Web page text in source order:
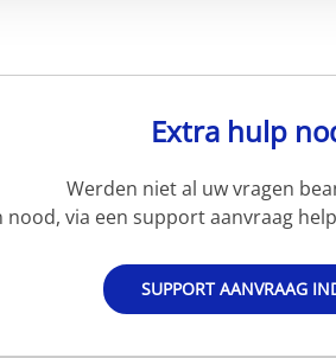
Extra hulp
Werden niet al uw vragen
nood, via een support aanvraag
SUPPORT AANVRAAG